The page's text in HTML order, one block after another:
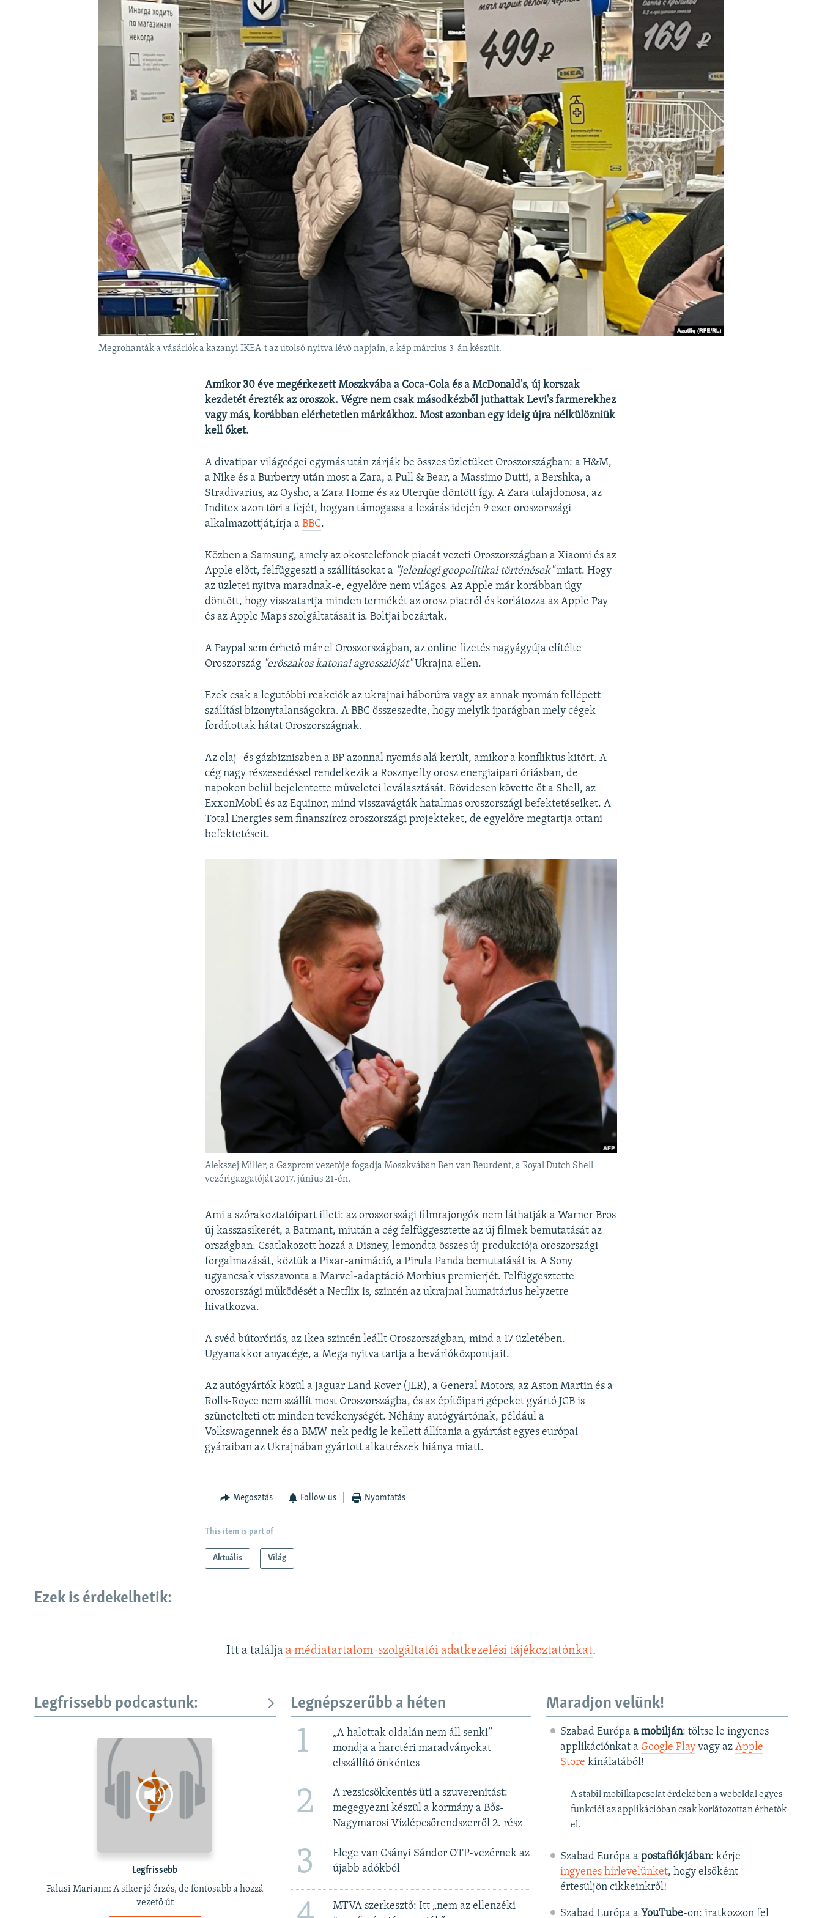
Megrohanták a vásárlók a kazanyi IKEA-t az utolsó nyitva lévő napjain, a kép március 3-án készült.
Amikor 30 éve megérkezett Moszkvába a Coca-Cola és a McDonald's, új korszak
kezdetét érezték az oroszok. Végre nem csak másodkézből juthattak Levi's farmerekhez
vagy más, korábban elérhetetlen márkákhoz. Most azonban egy ideig újra nélkülözniük
kell őket.
A divatipar világcégei egymás után zárják be összes üzletüket Oroszországban: a H&M,
a Nike és a Burberry után most a Zara, a Pull & Bear, a Massimo Dutti, a Bershka, a
Stradivarius, az Oysho, a Zara Home és az Uterqüe döntött így. A Zara tulajdonosa, az
Inditex azon töri a fejét, hogyan támogassa a lezárás idején 9 ezer oroszországi
alkalmazottját,írja aBBC.
Közben a Samsung, amely az okostelefonok piacát vezeti Oroszországban a Xiaomi és az
Apple előtt, felfüggeszti a szállításokat a "jelenlegi geopolitikai történések"miatt. Hogy
az üzletei nyitva maradnak-e, egyelőre nem világos. Az Apple már korábban úgy
döntött, hogy visszatartja minden termékét az orosz piacról és korlátozza az Apple Pay
és az Apple Maps szolgáltatásait is. Boltjai bezártak.
A Paypal sem érhető már el Oroszországban, az online fizetés nagyágyúja elítélte
Oroszország "erőszakos katonai agresszióját"Ukrajna ellen.
Ezek csak a legutóbbi reakciók az ukrajnai háborúra vagy az annak nyomán fellépett
szálítási bizonytalanságokra. A BBC összeszedte, hogy melyik iparágban mely cégek
fordítottak hátat Oroszországnak.
Az olaj- és gázbizniszben a BP azonnal nyomás alá került, amikor a konfliktus kitört. A
cég nagy részesedéssel rendelkezik a Rosznyefty orosz energiaipari óriásban, de
napokon belül bejelentette műveletei leválasztását. Rövidesen követte őt a Shell, az
ExxonMobil és az Equinor, mind visszavágták hatalmas oroszországi befektetéseiket. A
Total Energies sem finanszíroz oroszországi projekteket, de egyelőre megtartja ottani
befektetéseit.
Alekszej Miller, a Gazprom vezetője fogadja Moszkvában Ben van Beurdent, a Royal Dutch Shell
vezérigazgatóját 2017. június 21-én.
Ami a szórakoztatóipart illeti: az oroszországi filmrajongók nem láthatják a Warner Bros
új kasszasikerét, a Batmant, miután a cég felfüggesztette az új filmek bemutatását az
országban. Csatlakozott hozzá a Disney, lemondta összes új produkciója oroszországi
forgalmazását, köztük a Pixar-animáció, a Pirula Panda bemutatását is. A Sony
ugyancsak visszavonta a Marvel-adaptáció Morbius premierjét. Felfüggesztette
oroszországi működését a Netflix is, szintén az ukrajnai humaitárius helyzetre
hivatkozva.
A svéd bútoróriás, az Ikea szintén leállt Oroszországban, mind a 17 üzletében.
Ugyanakkor anyacége, a Mega nyitva tartja a bevárlóközpontjait.
Az autógyártók közül a Jaguar Land Rover (JLR), a General Motors, az Aston Martin és a
Rolls-Royce nem szállít most Oroszországba, és az építőipari gépeket gyártó JCB is
szünetelteti ott minden tevékenységét. Néhány autógyártónak, például a
Volkswagennek és a BMW-nek pedig le kellett állítania a gyártást egyes európai
gyáraiban az Ukrajnában gyártott alkatrészek hiánya miatt.
Megosztás Follow us Nyomtatás
This item is part of
Aktuális Világ
Ezek is érdekelhetik:
Itt a találja a médiatartalom-szolgáltatói adatkezelési tájékoztatónkat.
Legfrissebb podcastunk:
Legfrissebb
Falusi Mariann: A siker jó érzés, de fontosabb a hozzá
vezető út
Legnépszerűbb a héten
1
„A halottak oldalán nem áll senki” –
mondja a harctéri maradványokat
elszállító önkéntes
2
A rezsicsökkentés üti a szuverenitást:
megegyezni készül a kormány a Bős-
Nagymarosi Vízlépcsőrendszerről 2. rész
3
Elege van Csányi Sándor OTP-vezérnek az
újabb adókból
MTVA szerkesztő: Itt „nem az ellenzéki
Maradjon velünk!
Szabad Európa a mobilján: töltse le ingyenes
applikációnkat a Google Playvagy az Apple
Store kínálatából!
A stabil mobilkapcsolat érdekében a weboldal egyes
funkciói az applikációban csak korlátozottan érhetők
el.
Szabad Európa a postafiókjában: kérje
ingyenes hírlevelünket, hogy elsőként
értesüljön cikkeinkről!
Szabad Európa a YouTube-on: iratkozzon fel